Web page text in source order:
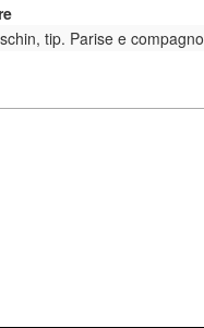
tip. Parise e compagno